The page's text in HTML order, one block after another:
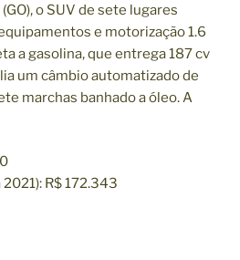
o SUV de sete lugares
e motorização 1.6
a gasolina, que entrega 187 cv
um câmbio automatizado de
marchas banhado a óleo. A
R$ 172.343